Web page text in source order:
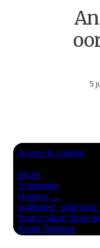
5